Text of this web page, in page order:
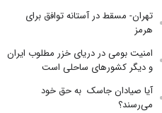
تهران- مسقط در آستانه توافق برای
هرمز
امنیت بومی در دریای خزر مطلوب ایران
و دیگر کشورهای ساحلی است
آیا صیادان جاسک به حق خود
می‌رسند؟